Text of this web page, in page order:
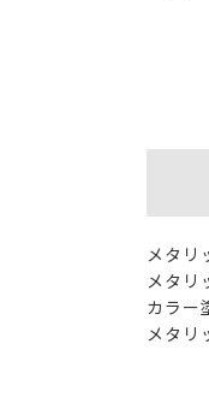
メタリ
メタリ
カラー
メタリ